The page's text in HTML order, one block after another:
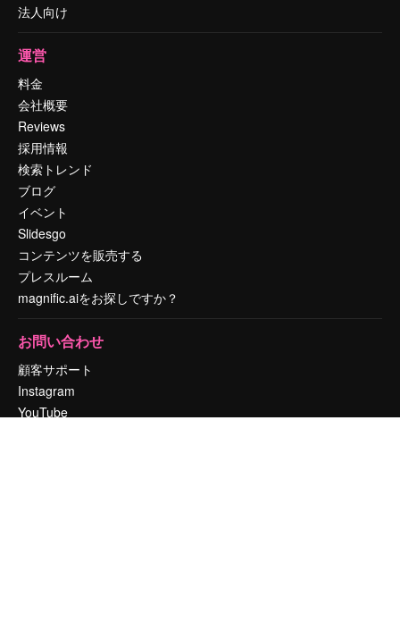
法人向け
運営
料金
会社概要
Reviews
採用情報
検索トレンド
ブログ
イベント
Slidesgo
コンテンツを販売する
プレスルーム
magnific.aiをお探しですか？
お問い合わせ
顧客サポート
Instagram
YouTube